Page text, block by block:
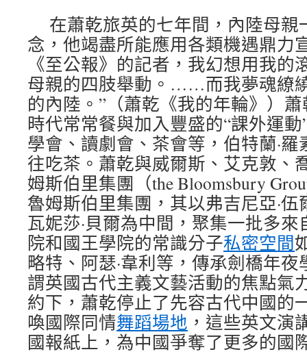
在蕭乾旅英的七年間，內陸母
念，他竭盡所能應用各類機遇鼎力
《至公報》的記者，我幻想用我的
母親的四肢舉動。……而我夢魂繚
的內陸。”（蕭乾《我的年輪》）
時代常常餐與加入豐盛的“課外運
學會、讀劇會、茶會等，伯特蘭·
往吃茶。蕭乾與威爾斯、艾克敦、
姆斯伯里集團（the Bloomsbury
魯姆斯伯里集團，其以弗吉尼亞·
瓦妮莎·貝爾為中間，聚集一批多
院和國王學院的常識分子私密空間
略特、阿瑟·韋利等，傳承劍橋年
謂英國古代主義文藝活動的焦點氣
約下，蕭乾停止了先容古代中國的
喚國際同情舞蹈場地 ，這些英文演
國報紙上，為中國爭奪了更多的國